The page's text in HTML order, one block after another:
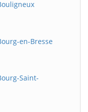
en-Bresse
Saint-